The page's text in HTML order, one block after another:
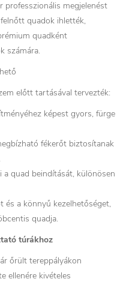
professzionális megjelenést
quadok ihlették,
quadként
számára.
előtt tartásával tervezték:
képest gyors, fürge
fékerőt biztosítanak
quad beindítását, különösen
a könnyű kezelhetőséget,
quadja.
túrákhoz
őrült tereppályákon
ellenére kivételes